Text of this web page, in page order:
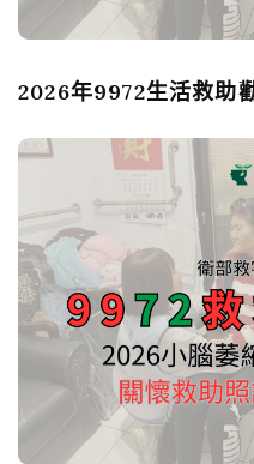
2026年9972生活救助